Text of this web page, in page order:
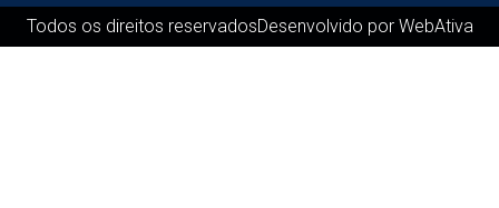
Todos os direitos reservadosDesenvolvido por WebAtiva